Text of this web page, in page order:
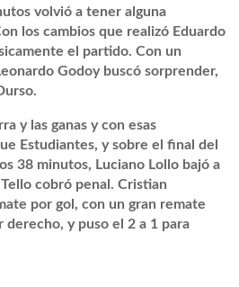
volvió a tener alguna
los cambios que realizó Eduardo
el partido. Con un
Godoy buscó sorprender,
y las ganas y con esas
Estudiantes, y sobre el final del
38 minutos, Luciano Lollo bajó a
cobró penal. Cristian
por gol, con un gran remate
derecho, y puso el 2 a 1 para